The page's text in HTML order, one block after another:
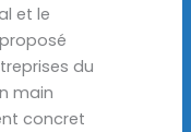
et le
du
main
concret